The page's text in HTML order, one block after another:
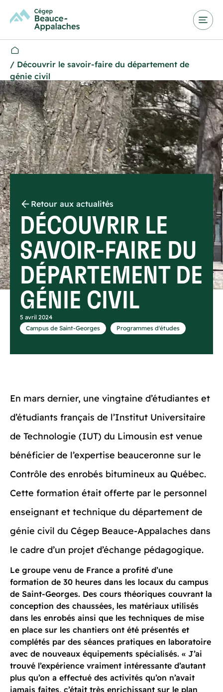
/ Découvrir le savoir-faire du département de
génie civil
Retour aux actualités
DÉCOUVRIR LE
SAVOIR-FAIRE DU
DÉPARTEMENT DE
GÉNIE CIVIL
5 avril 2024
Campus de Saint-Georges
, Programmes d'études
En mars dernier, une vingtaine d’étudiantes et
d’étudiants français de l’Institut Universitaire
de Technologie (IUT) du Limousin est venue
bénéficier de l’expertise beauceronne sur le
Contrôle des enrobés bitumineux au Québec.
Cette formation était offerte par le personnel
enseignant et technique du département de
génie civil du Cégep Beauce-Appalaches dans
le cadre d’un projet d’échange pédagogique.
Le groupe venu de France a profité d’une
formation de 30 heures dans les locaux du campus
de Saint-Georges. Des cours théoriques couvrant la
conception des chaussées, les matériaux utilisés
dans les enrobés ainsi que les techniques de mise
en place sur les chantiers ont été présentés et
complétés par des séances pratiques en laboratoire
avec de nouveaux équipements spécialisés. « J’ai
trouvé l’expérience vraiment intéressante d’autant
plus qu’on a effectué des activités qu’on n’avait
jamais faites, c’était très enrichissant sur le plan